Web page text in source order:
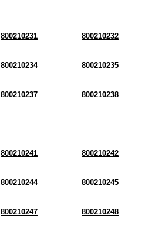
800210231 800210232
800210234 800210235
800210237 800210238
800210241 800210242
800210244 800210245
800210247 800210248